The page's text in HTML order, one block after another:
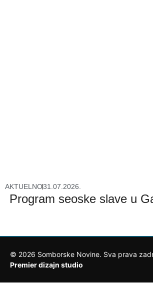
AKTUELNO31.07.2026.
Program seoske slave u
© 2026 Somborske Novine. Sva prava
Premier dizajn studio